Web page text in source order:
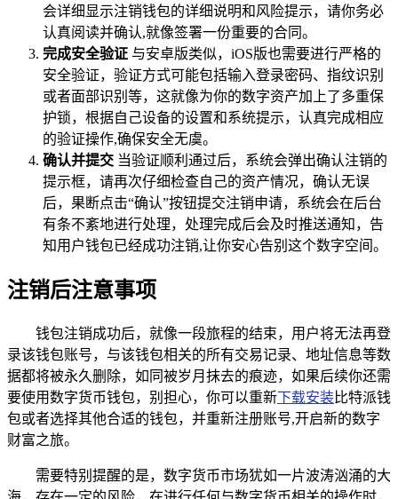
会详细显示注销钱包的详细说明和风险提示，请你务必
认真阅读并确认,就像签署一份重要的合同。
完成安全验证 与安卓版类似，iOS版也需要进行严格的
安全验证，验证方式可能包括输入登录密码、指纹识别
或者面部识别等，这就像为你的数字资产加上了多重保
护锁，根据自己设备的设置和系统提示，认真完成相应
的验证操作,确保安全无虞。
确认并提交 当验证顺利通过后，系统会弹出确认注销的
提示框，请再次仔细检查自己的资产情况，确认无误
后，果断点击“确认”按钮提交注销申请，系统会在后台
有条不紊地进行处理，处理完成后会及时推送通知，告
知用户钱包已经成功注销,让你安心告别这个数字空间。
注销后注意事项
钱包注销成功后，就像一段旅程的结束，用户将无法再登
录该钱包账号，与该钱包相关的所有交易记录、地址信息等数
据都将被永久删除，如同被岁月抹去的痕迹，如果后续你还需
要使用数字货币钱包，别担心，你可以重新下载安装比特派钱
包或者选择其他合适的钱包，并重新注册账号,开启新的数字
财富之旅。
需要特别提醒的是，数字货币市场犹如一片波涛汹涌的大